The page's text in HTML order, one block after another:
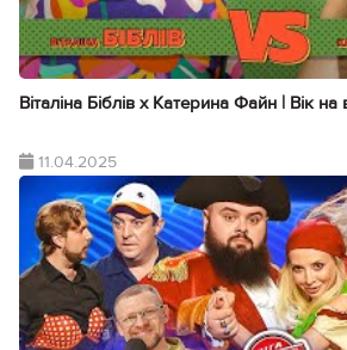
Віталіна Біблів х Катерина Файн | Вік на
11.04.2025